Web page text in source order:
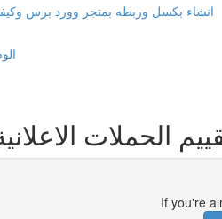
انشاء بكسل وربطه بمتجر وورد برس وكيفية
الحملات
If you're